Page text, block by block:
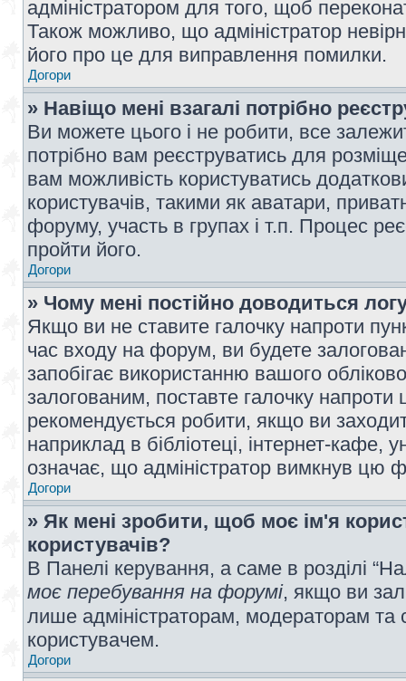
адміністратором для того, щоб
Також можливо, що адміністратор
його про це для виправлення помилки.
Догори
» Навіщо мені взагалі потрібно
Ви можете цього і не робити, все
потрібно вам реєструватись для
вам можливість користуватись
користувачів, такими як аватари,
форуму, участь в групах і т.п. Процес
пройти його.
Догори
» Чому мені постійно доводиться
Якщо ви не ставите галочку напроти
час входу на форум, ви будете
запобігає використанню вашого
залогованим, поставте галочку
рекомендується робити, якщо ви
наприклад в бібліотеці, інтернет-кафе,
означає, що адміністратор вимкнув цю
Догори
» Як мені зробити, щоб моє ім'я
користувачів?
В Панелі керування, а саме в розділі
моє перебування на форумі, якщо ви
лише адміністраторам, модераторам
користувачем.
Догори